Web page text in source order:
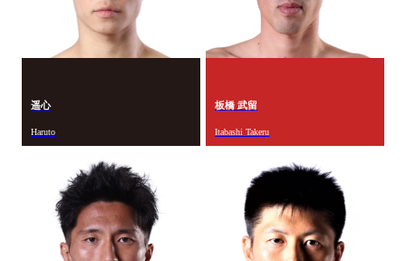
遥心
Haruto
板橋 武留
Itabashi Takeru